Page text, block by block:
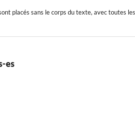
placés sans le corps du texte, avec toutes
es